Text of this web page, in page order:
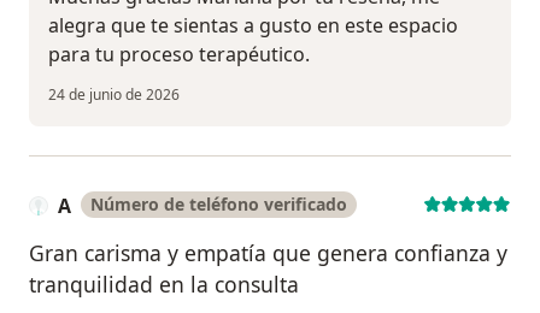
alegra que te sientas a gusto en este espacio
para tu proceso terapéutico.
24 de junio de 2026
A Número de teléfono verificado
Gran carisma y empatía que genera confianza y
tranquilidad en la consulta